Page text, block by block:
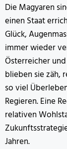
Die Magyaren
einen Staat
Glück,
immer wieder
Österreicher
blieben sie zäh,
so viel
Regieren. Eine
relativen
Jahren.